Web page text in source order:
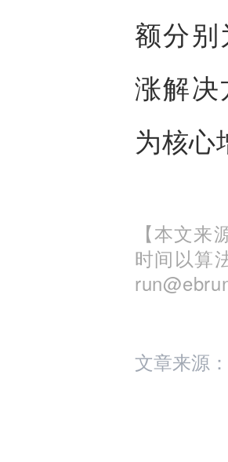
额分
涨解
为核心
【本文
时间以算
文章来源